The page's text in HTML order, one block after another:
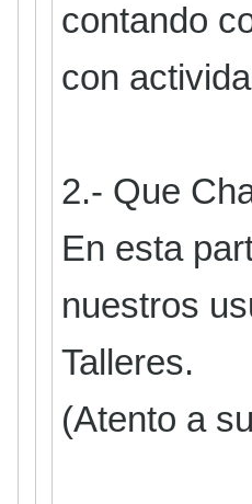
contando
con
2.- Que
En esta
nuestros
Talleres.
(Atento a